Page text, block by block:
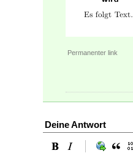
Permanenter link
Deine Antwort